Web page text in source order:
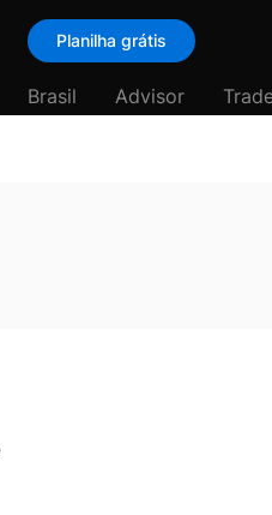
Planilha grátis
Brasil Advisor